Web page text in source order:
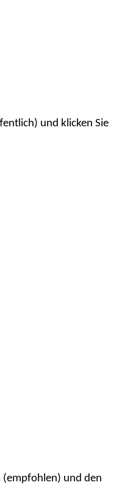
und klicken Sie
(empfohlen) und den